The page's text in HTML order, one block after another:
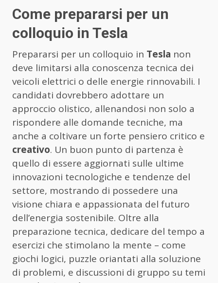
Come prepararsi per un
colloquio in Tesla
Prepararsi per un colloquio in Tesla non
deve limitarsi alla conoscenza tecnica dei
veicoli elettrici o delle energie rinnovabili. I
candidati dovrebbero adottare un
approccio olistico, allenandosi non solo a
rispondere alle domande tecniche, ma
anche a coltivare un forte pensiero critico e
creativo. Un buon punto di partenza è
quello di essere aggiornati sulle ultime
innovazioni tecnologiche e tendenze del
settore, mostrando di possedere una
visione chiara e appassionata del futuro
dell’energia sostenibile. Oltre alla
preparazione tecnica, dedicare del tempo a
esercizi che stimolano la mente – come
giochi logici, puzzle oriantati alla soluzione
di problemi, e discussioni di gruppo su temi